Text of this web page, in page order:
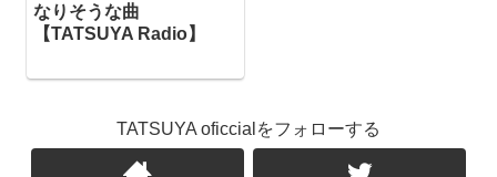
なりそうな曲
【TATSUYA Radio】
TATSUYA oficcialをフォローする